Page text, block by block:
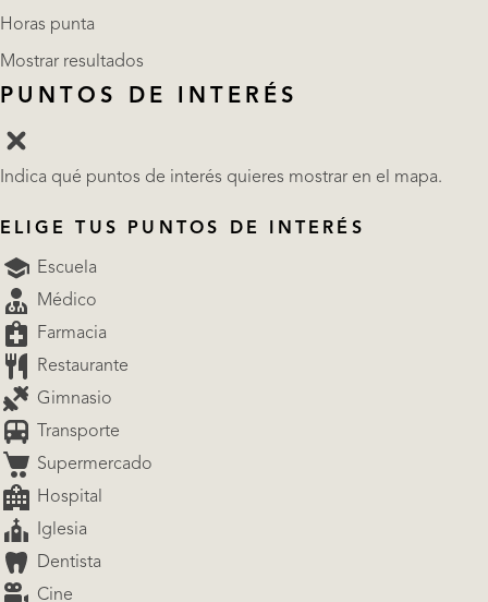
Horas punta
Mostrar resultados
PUNTOS DE INTERÉS
Indica qué puntos de interés quieres mostrar en el mapa.
ELIGE TUS PUNTOS DE INTERÉS
Escuela
Médico
Farmacia
Restaurante
Gimnasio
Transporte
Supermercado
Hospital
Iglesia
Dentista
Cine